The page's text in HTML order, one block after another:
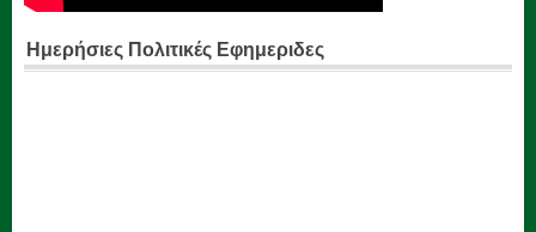
Ημερήσιες Πολιτικές Εφημεριδες